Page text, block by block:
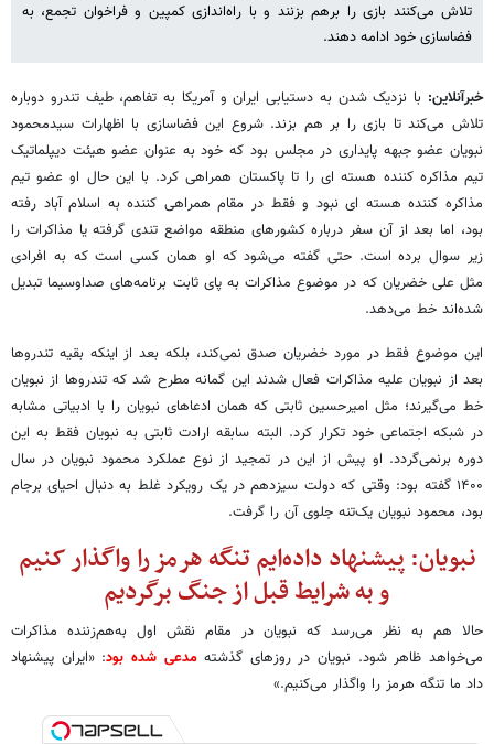
تلاش می‌کنند بازی را برهم بزنند و با راه‌اندازی کمپین و فراخوان تجمع، به
فضاسازی خود ادامه دهند.
خبرآنلاین: با نزدیک شدن به دستیابی ایران و آمریکا به تفاهم، طیف تندرو دوباره
تلاش می‌کند تا بازی را بر هم بزند. شروع این فضاسازی با اظهارات سیدمحمود
نبویان عضو جبهه پایداری در مجلس بود که خود به عنوان عضو هیئت دیپلماتیک
تیم مذاکره کننده هسته ای را تا پاکستان همراهی کرد. با این حال او عضو تیم
مذاکره کننده هسته ای نبود و فقط در مقام همراهی کننده به اسلام آباد رفته
بود، اما بعد از آن سفر درباره کشورهای منطقه مواضع تندی گرفته یا مذاکرات را
زیر سوال برده است. حتی گفته می‌شود که او همان کسی است که به افرادی
مثل علی خضریان که در موضوع مذاکرات به پای ثابت برنامه‌های صداوسیما تبدیل
شده‌اند خط می‌دهد.
این موضوع فقط در مورد خضریان صدق نمی‌کند، بلکه بعد از اینکه بقیه تندروها
بعد از نبویان علیه مذاکرات فعال شدند این گمانه مطرح شد که تندروها از نبویان
خط می‌گیرند؛ مثل امیرحسین ثابتی که همان ادعاهای نبویان را با ادبیاتی مشابه
در شبکه‌ اجتماعی خود تکرار کرد. البته سابقه ارادت ثابتی به نبویان فقط به این
دوره برنمی‌گردد. او پیش از این در تمجید از نوع عملکرد محمود نبویان در سال
۱۴۰۰ گفته بود: وقتی که دولت سیزدهم در یک رویکرد غلط به دنبال احیای برجام
بود، محمود نبویان یک‌تنه جلوی آن را گرفت.
نبویان: پیشنهاد داده‌ایم تنگه هرمز را واگذار کنیم
و به شرایط قبل از جنگ برگردیم
حالا هم به نظر می‌رسد که نبویان در مقام نقش اول به‌هم‌زننده‌ مذاکرات
می‌خواهد ظاهر شود. نبویان در روزهای گذشتهمدعی شده بود: «ایران پیشنهاد
داد ما تنگه هرمز را واگذار می‌کنیم.»